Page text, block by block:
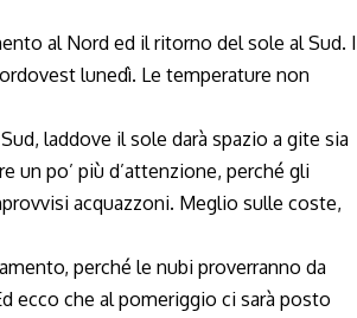
al Nord ed il ritorno del sole al Sud. I
lunedì. Le temperature non
laddove il sole darà spazio a gite sia
un po’ più d’attenzione, perché gli
acquazzoni. Meglio sulle coste,
perché le nubi proverranno da
ecco che al pomeriggio ci sarà posto